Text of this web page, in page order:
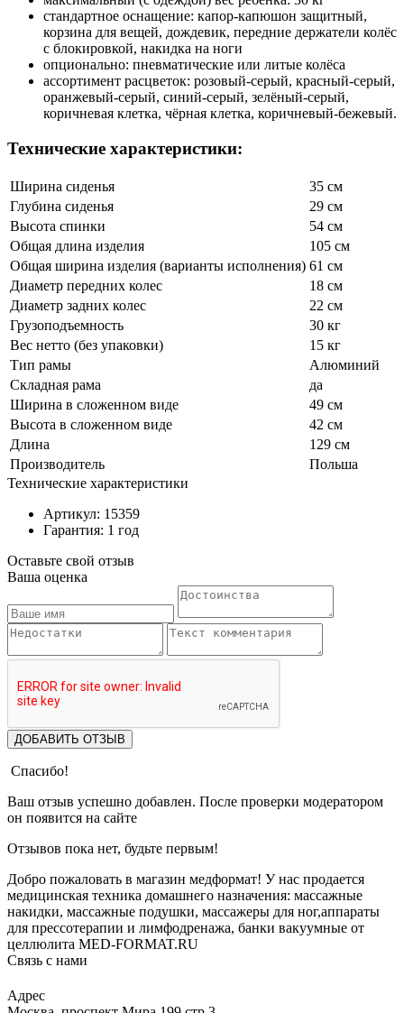
стандартное оснащение: капор-капюшон защитный,
корзина для вещей, дождевик, передние держатели колёс
с блокировкой, накидка на ноги
опционально: пневматические или литые колёса
ассортимент расцветок: розовый-серый, красный-серый,
оранжевый-серый, синий-серый, зелёный-серый,
коричневая клетка, чёрная клетка, коричневый-бежевый.
Технические характеристики:
Ширина сиденья
35 см
Глубина сиденья
29 см
Высота спинки
54 см
Общая длина изделия
105 см
Общая ширина изделия (варианты исполнения) 61 см
Диаметр передних колес
18 см
Диаметр задних колес
22 см
Грузоподъемность
30 кг
Вес нетто (без упаковки)
15 кг
Тип рамы
Алюминий
Складная рама
да
Ширина в сложенном виде
49 см
Высота в сложенном виде
42 см
Длина
129 см
Производитель
Польша
Технические характеристики
Артикул: 15359
Гарантия: 1 год
Оставьте свой отзыв
Ваша оценка
ДОБАВИТЬ ОТЗЫВ
Спасибо!
Ваш отзыв успешно добавлен. После проверки модератором
он появится на сайте
Отзывов пока нет, будьте первым!
Добро пожаловать в магазин медформат! У нас продается
медицинская техника домашнего назначения: массажные
накидки, массажные подушки, массажеры для ног,аппараты
для прессотерапии и лимфодренажа, банки вакуумные от
целлюлита MED-FORMAT.RU
Связь с нами
Адрес